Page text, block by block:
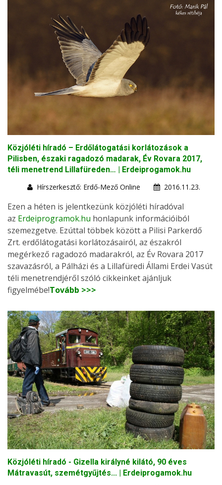
Közjóléti híradó – Erdőlátogatási korlátozások a
Pilisben, északi ragadozó madarak, Év Rovara 2017,
téli menetrend Lillafüreden… | Erdeiprogamok.hu
Hírszerkesztő: Erdő-Mező Online
2016.11.23.
Ezen a héten is jelentkezünk közjóléti híradóval
az Erdeiprogramok.hu honlapunk információiból
szemezgetve. Ezúttal többek között a Pilisi Parkerdő
Zrt. erdőlátogatási korlátozásairól, az északról
megérkező ragadozó madarakról, az Év Rovara 2017
szavazásról, a Pálházi és a Lillafüredi Állami Erdei Vasút
téli menetrendjéről szóló cikkeinket ajánljuk
figyelmébe!Tovább >>>
Közjóléti híradó - Gizella királyné kilátó, 90 éves
Mátravasút, szemétgyűjtés... | Erdeiprogamok.hu